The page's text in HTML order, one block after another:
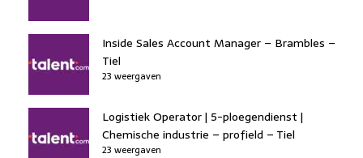
Inside Sales Account Manager – Brambles –
Tiel
23 weergaven
Logistiek Operator | 5-ploegendienst |
Chemische industrie – profield – Tiel
23 weergaven